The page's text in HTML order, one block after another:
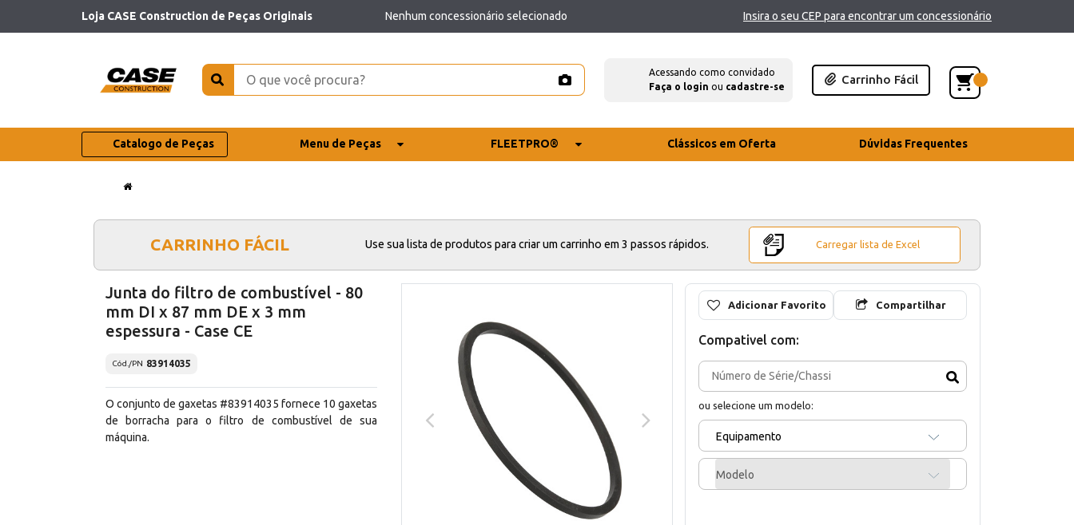
Loja CASE Construction de Peças Originais Nenhum concessionário selecionado Insira o seu CEP para encontrar um concessionário
Acessando como convidado
Faça o login ou cadastre-se
Carrinho Fácil
Catalogo de Peças Menu de Peças FLEETPRO® Clássicos em Oferta Dúvidas Frequentes
CARRINHO FÁCIL Use sua lista de produtos para criar um carrinho em 3 passos rápidos. Carregar lista de Excel
Junta do filtro de combustível - 80
mm DI x 87 mm DE x 3 mm
espessura - Case CE
Cód./PN 83914035
O conjunto de gaxetas #83914035 fornece 10 gaxetas
de borracha para o filtro de combustível de sua
máquina.
Adicionar Favorito Compartilhar
Compativel com:
ou selecione um modelo:
Equipamento
Modelo